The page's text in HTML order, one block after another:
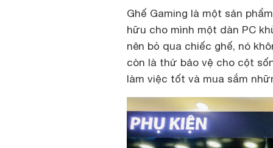
Ghế Gaming là một sản
hữu cho mình một dàn PC
nên bỏ qua chiếc ghế, nó
còn là thứ bảo vệ cho cột
làm việc tốt và mua sắm